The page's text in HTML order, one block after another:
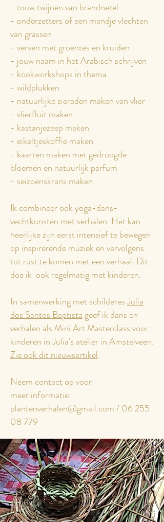
- touw twijnen van brandnetel
- onderzetters of een mandje vlechten
van grassen
- verven met groentes en kruiden
- jouw naam in het Arabisch schrijven
- kookworkshops in thema
- wildplukken
- natuurlijke sieraden maken van vlier
- vlierfluit maken
- kastanjezeep maken
- eikeltjeskoffie maken
- kaarten maken met gedroogde
bloemen en natuurlijk parfum
- seizoenskrans maken
Ik combineer ook yoga-dans-
vechtkunsten met verhalen. Het kan
heerlijke zijn eerst intensief te bewegen
op inspirerende muziek en vervolgens
tot rust te komen met een verhaal. Dit
doe ik ook regelmatig met kinderen.
In samenwerking met schilderesJulia
dos Santos Baptistageef ik dans en
verhalen als Mini Art Masterclass voor
kinderen in Julia's atelier in Amstelveen.
Zie ook dit nieuwsartikel.
Neem contact op voor
meer informatie:
plantenverhalen@gmail.com/06 255
08 779